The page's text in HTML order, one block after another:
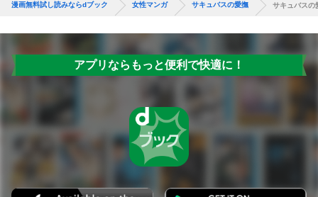
漫画無料試し読みならdブック 女性マンガ サキュバスの愛撫 サキュバスの
アプリならもっと便利で快適に！